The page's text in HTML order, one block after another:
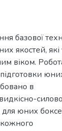
базової
якостей, які
віком.
в
юних